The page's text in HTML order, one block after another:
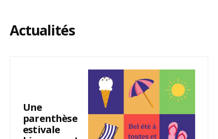
Actualités
Une
parenthèse
estivale